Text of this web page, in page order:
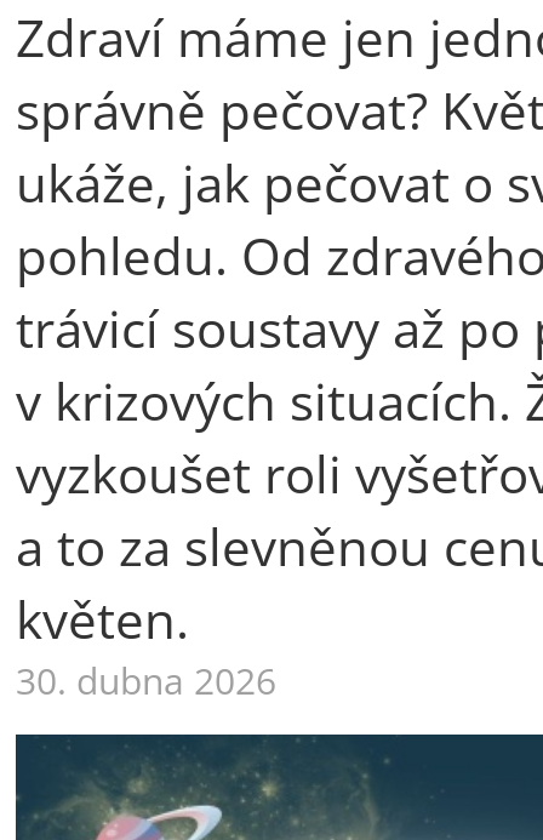
Zdraví máme jen
správně pečovat?
ukáže, jak pečovat o
pohledu. Od
trávicí soustavy až
v krizových situacích.
vyzkoušet roli
a to za slevněnou
květen.
30. dubna 2026